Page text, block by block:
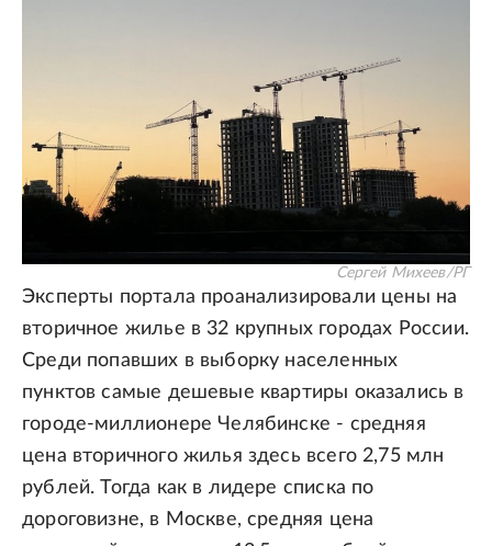
Сергей Михеев/РГ
Эксперты портала проанализировали цены на
вторичное жилье в 32 крупных городах России.
Среди попавших в выборку населенных
пунктов самые дешевые квартиры оказались в
городе-миллионере Челябинске - средняя
цена вторичного жилья здесь всего 2,75 млн
рублей. Тогда как в лидере списка по
дороговизне, в Москве, средняя цена